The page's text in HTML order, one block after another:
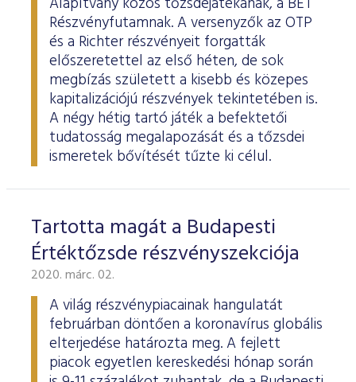
Részvényfutamnak. A versenyzők az OTP
és a Richter részvényeit forgatták
előszeretettel az első héten, de sok
megbízás született a kisebb és közepes
kapitalizációjú részvények tekintetében is.
A négy hétig tartó játék a befektetői
tudatosság megalapozását és a tőzsdei
ismeretek bővítését tűzte ki célul.
Tartotta magát a Budapesti
Értéktőzsde részvényszekciója
2020. márc. 02.
A világ részvénypiacainak hangulatát
februárban döntően a koronavírus globális
elterjedése határozta meg. A fejlett
piacok egyetlen kereskedési hónap során